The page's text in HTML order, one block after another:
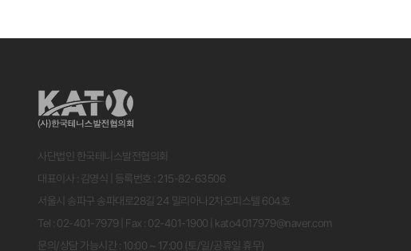
사단법인 한국테니스발전협의회
대표이사 : 김영식 | 등록번호 : 215-82-63506
서울시 송파구 송파대로28길 24 밀리아나2차오피스텔 604호
Tel : 02-401-7979 | Fax : 02-401-1900 | kato4017979@naver.com
문의/상담 가능시간 : 10:00 ~ 17:00 (토/일/공휴일 휴무)